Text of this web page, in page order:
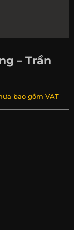
– Trần
bao gồm VAT